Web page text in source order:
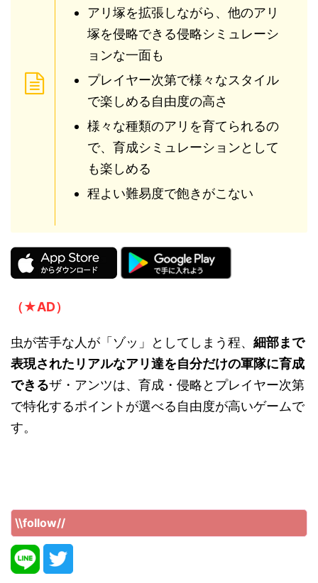
アリ塚を拡張しながら、他のアリ
塚を侵略できる侵略シミュレーシ
ョンな一面も
プレイヤー次第で様々なスタイル
で楽しめる自由度の高さ
様々な種類のアリを育てられるの
で、育成シミュレーションとして
も楽しめる
程よい難易度で飽きがこない
（★AD）
虫が苦手な人が「ゾッ」としてしまう程、 細部まで
表現されたリアルなアリ達を自分だけの軍隊に育成
できるザ・アンツは、育成・侵略とプレイヤー次第
で特化するポイントが選べる自由度が高いゲームで
す。
\\follow//